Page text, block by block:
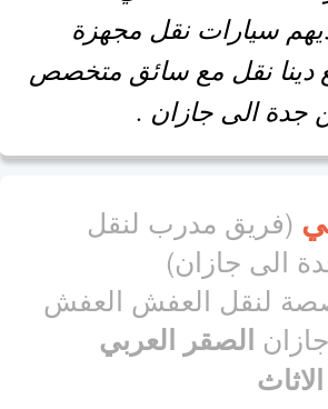
سيارات نقل مجهزة
دينا نقل مع سائق متخصص
جدة الى جازان .
(فريق مدرب لنقل
الى جازان)
لنقل العفش العفش
الصقر العربي